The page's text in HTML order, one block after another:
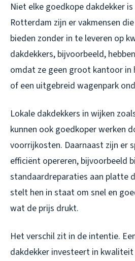
Niet elke goedkope dakdekker
Rotterdam zijn er vakmensen
bieden zonder in te leveren op
dakdekkers, bijvoorbeeld,
omdat ze geen groot kantoor in
of een uitgebreid wagenpark
Lokale dakdekkers in wijken
kunnen ook goedkoper werken
voorrijkosten. Daarnaast zijn er
efficiënt opereren, bijvoorbeeld
standaardreparaties aan platte
stelt hen in staat om snel en
wat de prijs drukt.
Het verschil zit in de intentie.
dakdekker investeert in kwaliteit